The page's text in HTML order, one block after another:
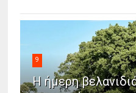
9
Η ήμερη